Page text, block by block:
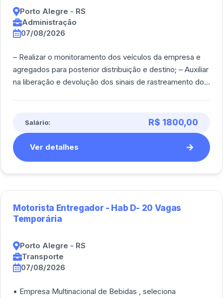
Porto Alegre - RS
Administração
07/08/2026
– Realizar o monitoramento dos veículos da empresa e
agregados para posterior distribuição e destino; – Auxiliar
na liberação e devolução dos sinais de rastreamento dos
Salário: R$ 1800,00
Ver detalhes
Motorista Entregador - Hab D- 20 Vagas
Temporária
Porto Alegre - RS
Transporte
07/08/2026
• Empresa Multinacional de Bebidas , seleciona